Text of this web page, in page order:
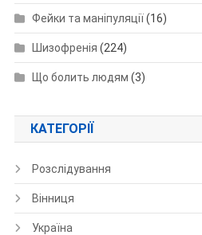
Фейки та маніпуляції(16)
Шизофренія (224)
Що болить людям (3)
КАТЕГОРІЇ
Розслідування
Вінниця
Україна